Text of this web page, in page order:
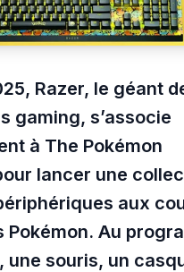
Razer, le géant
gaming, s’associe
à The Pokémon
lancer une
aux
Pokémon. Au
une souris, un